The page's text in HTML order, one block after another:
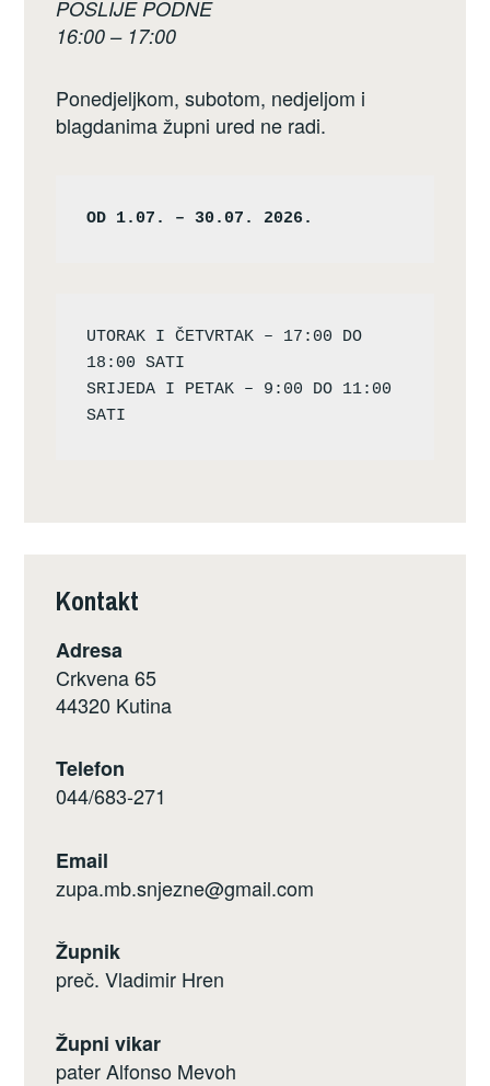
POSLIJE PODNE
16:00 – 17:00
Ponedjeljkom, subotom, nedjeljom i
blagdanima župni ured ne radi.
OD 1.07. – 30.07. 2026.
UTORAK I ČETVRTAK – 17:00 DO
18:00 SATI
SRIJEDA I PETAK – 9:00 DO 11:00
Kontakt
Adresa
Crkvena 65
44320 Kutina
Telefon
044/683-271
Email
zupa.mb.snjezne@gmail.com
Župnik
preč. Vladimir Hren
Župni vikar
pater Alfonso Mevoh